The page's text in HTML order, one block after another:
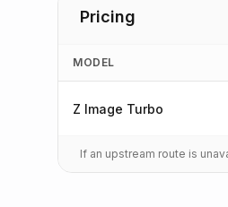
Pricing
MODEL
Z Image Turbo
If an upstream route is